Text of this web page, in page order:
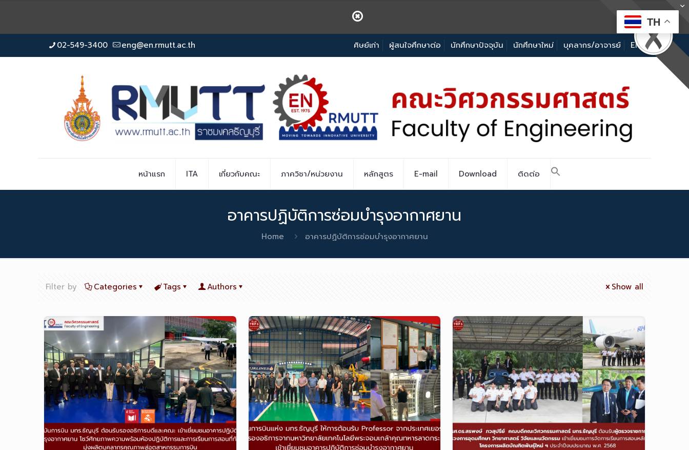
02-549-3400 eng@en.rmutt.ac.th ศิษย์เก่า ผู้สนใจศึกษาต่อ นักศึกษาปัจจุบัน นักศึกษาใหม่ บุคลากร/อาจารย์ EN
หน้าแรก ITA เกี่ยวกับคณะ ภาควิชา/หน่วยงาน หลักสูตร E-mail Download ติดต่อ
อาคารปฏิบัติการซ่อมบำรุงอากาศยาน
Home อาคารปฏิบัติการซ่อมบำรุงอากาศยาน
Filter by Categories Tags Authors Show all
TH